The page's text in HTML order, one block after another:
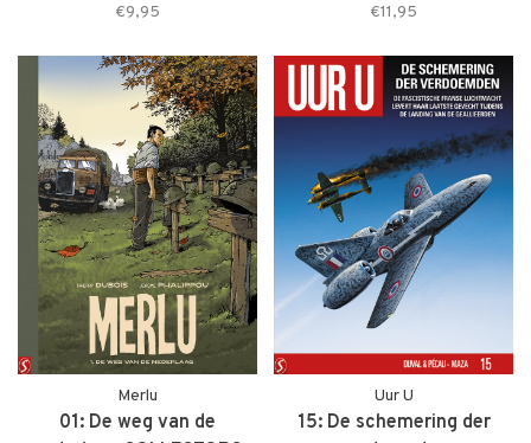
€9,95 €11,95
Merlu
01: De weg van de
Uur U
15: De schemering der